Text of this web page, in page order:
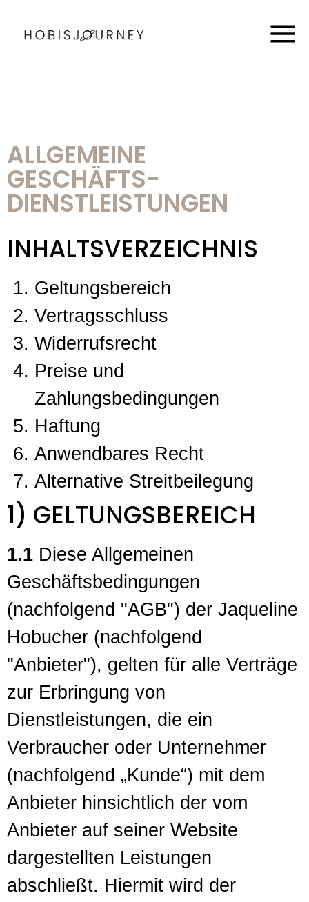
ALLGEMEINE
GESCHÄFTS-
DIENSTLEISTUNGEN
INHALTSVERZEICHNIS
Geltungsbereich
Vertragsschluss
Widerrufsrecht
Preise und
Zahlungsbedingungen
Haftung
Anwendbares Recht
Alternative Streitbeilegung
1) GELTUNGSBEREICH
1.1 Diese Allgemeinen
Geschäftsbedingungen
(nachfolgend "AGB") der Jaqueline
Hobucher (nachfolgend
"Anbieter"), gelten für alle Verträge
zur Erbringung von
Dienstleistungen, die ein
Verbraucher oder Unternehmer
(nachfolgend „Kunde“) mit dem
Anbieter hinsichtlich der vom
Anbieter auf seiner Website
dargestellten Leistungen
abschließt. Hiermit wird der